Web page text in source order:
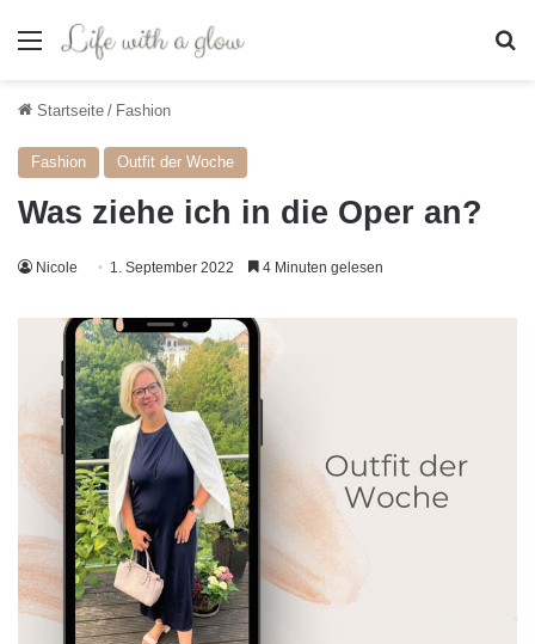
Menü
Startseite / Fashion
Fashion Outfit der Woche
Was ziehe ich in die Oper an?
Nicole 1. September 2022 4 Minuten gelesen